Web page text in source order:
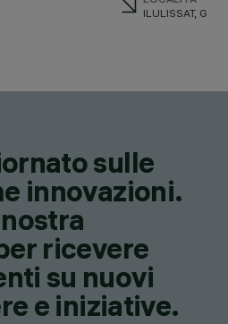
ILULISSAT,
sulle
innovazioni.
ricevere
su nuovi
e iniziative.